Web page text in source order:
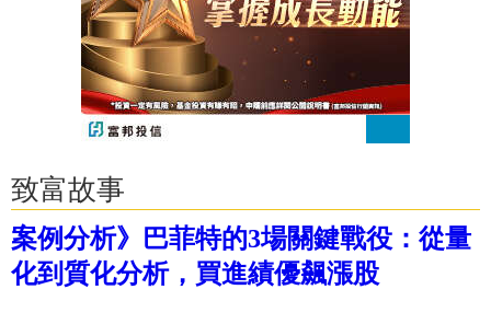
致富故事
案例分析》巴菲特的3場關鍵戰役：從量
化到質化分析，買進績優飆漲股